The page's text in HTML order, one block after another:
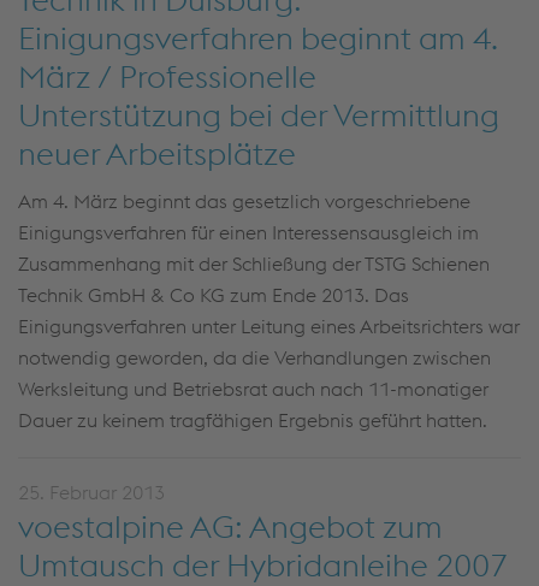
Einigungsverfahren beginnt am 4.
März / Professionelle
Unterstützung bei der Vermittlung
neuer Arbeitsplätze
Am 4. März beginnt das gesetzlich vorgeschriebene
Einigungsverfahren für einen Interessensausgleich im
Zusammenhang mit der Schließung der TSTG Schienen
Technik GmbH & Co KG zum Ende 2013. Das
Einigungsverfahren unter Leitung eines Arbeitsrichters war
notwendig geworden, da die Verhandlungen zwischen
Werksleitung und Betriebsrat auch nach 11-monatiger
Dauer zu keinem tragfähigen Ergebnis geführt hatten.
25. Februar 2013
voestalpine AG: Angebot zum
Umtausch der Hybridanleihe 2007